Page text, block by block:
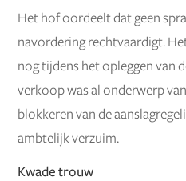
Het hof oordeelt dat geen
navordering rechtvaardigt.
nog tijdens het opleggen van
verkoop was al onderwerp
blokkeren van de
ambtelijk verzuim.
Kwade trouw